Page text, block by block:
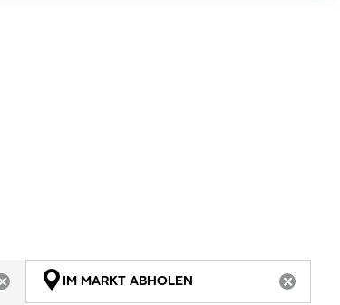
ARTIKEL NICHT VERFÜGBAR
IM MARKT ABHOLEN